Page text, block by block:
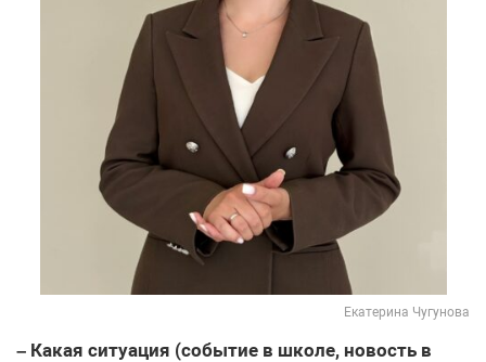
Екатерина Чугунова
– Какая ситуация (событие в школе, новость в